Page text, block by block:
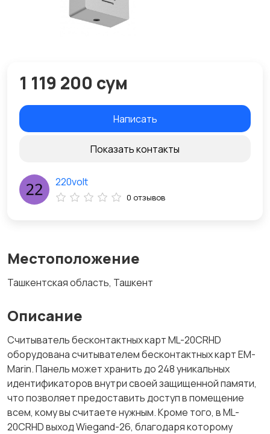
Местоположение
Ташкентская область, Ташкент
Описание
Считыватель бесконтактных карт ML-20CRHD
оборудована считывателем бесконтактных карт EM-
Marin. Панель может хранить до 248 уникальных
идентификаторов внутри своей защищенной памяти,
что позволяет предоставить доступ в помещение
всем, кому вы считаете нужным. Кроме того, в ML-
20CRHD выход Wiegand-26, благодаря которому
1 119 200 сум
Написать
Показать контакты
220volt
0 отзывов